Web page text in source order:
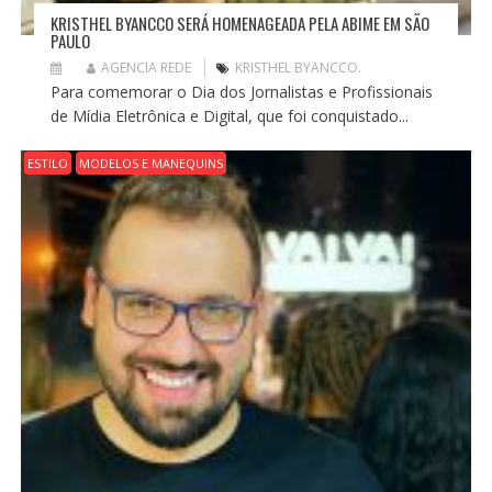
KRISTHEL BYANCCO SERÁ HOMENAGEADA PELA ABIME EM SÃO
PAULO
AGENCIA REDE KRISTHEL BYANCCO.
Para comemorar o Dia dos Jornalistas e Profissionais
de Mídia Eletrônica e Digital, que foi conquistado...
ESTILO MODELOS E MANEQUINS